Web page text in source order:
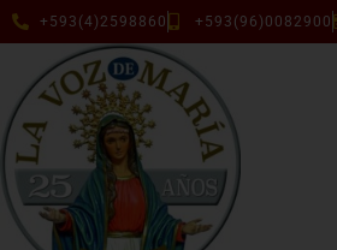
+593(4)2598860 +593(96)0082900